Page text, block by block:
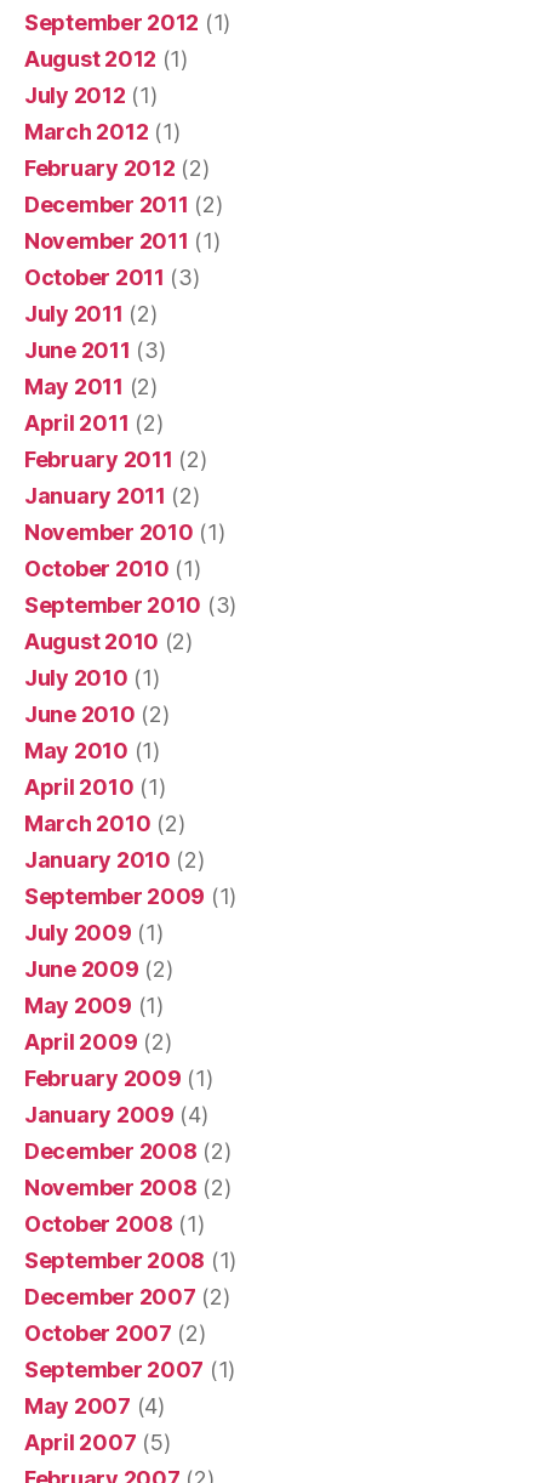
September 2012 (1)
August 2012 (1)
July 2012 (1)
March 2012 (1)
February 2012 (2)
December 2011 (2)
November 2011 (1)
October 2011 (3)
July 2011 (2)
June 2011 (3)
May 2011 (2)
April 2011 (2)
February 2011 (2)
January 2011 (2)
November 2010 (1)
October 2010 (1)
September 2010 (3)
August 2010 (2)
July 2010 (1)
June 2010 (2)
May 2010 (1)
April 2010 (1)
March 2010 (2)
January 2010 (2)
September 2009 (1)
July 2009 (1)
June 2009 (2)
May 2009 (1)
April 2009 (2)
February 2009 (1)
January 2009 (4)
December 2008 (2)
November 2008 (2)
October 2008 (1)
September 2008 (1)
December 2007 (2)
October 2007 (2)
September 2007 (1)
May 2007 (4)
April 2007 (5)